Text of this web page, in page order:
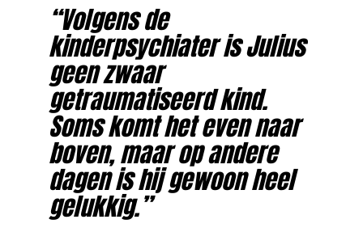
“Volgens de
kinderpsychiater is Julius
geen zwaar
getraumatiseerd kind.
Soms komt het even naar
boven, maar op andere
dagen is hij gewoon heel
gelukkig.”